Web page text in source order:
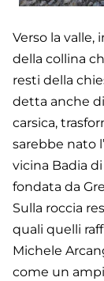
Verso la valle,
della collina
resti della
detta anche
carsica,
sarebbe nato
vicina Badia
fondata da
Sulla roccia
quali quelli
Michele
come un